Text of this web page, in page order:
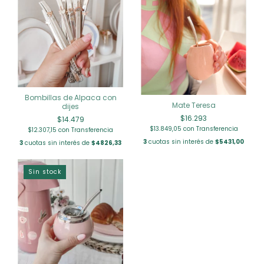
Bombillas de Alpaca con
dijes
$14.479
$12.307,15 con Transferencia
3 cuotas sin interés de $4826,33
Mate Teresa
$16.293
$13.849,05 con Transferencia
3 cuotas sin interés de $5431,00
Sin stock